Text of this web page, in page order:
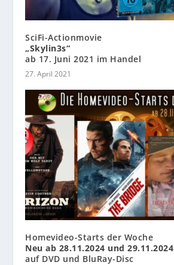
SciFi-Actionmovie
„Skylin3s“
ab 17. Juni 2021 im Handel
27. April 2021
Homevideo-Starts der Woche
Neu ab 28.11.2024 und 29.11.2024
auf DVD und BluRay-Disc